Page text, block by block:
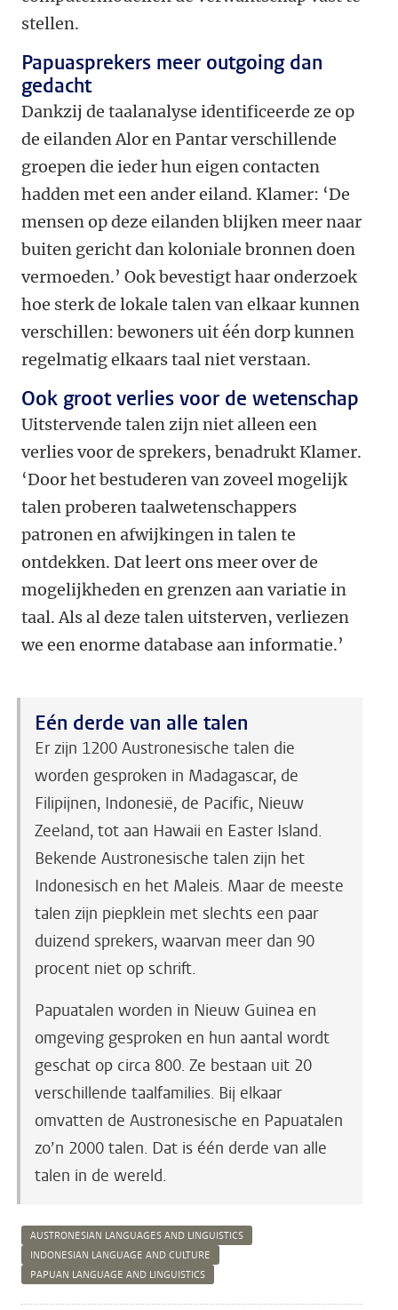
stellen.
Papuasprekers meer outgoing dan
gedacht
Dankzij de taalanalyse identificeerde ze op
de eilanden Alor en Pantar verschillende
groepen die ieder hun eigen contacten
hadden met een ander eiland. Klamer: ‘De
mensen op deze eilanden blijken meer naar
buiten gericht dan koloniale bronnen doen
vermoeden.’ Ook bevestigt haar onderzoek
hoe sterk de lokale talen van elkaar kunnen
verschillen: bewoners uit één dorp kunnen
regelmatig elkaars taal niet verstaan.
Ook groot verlies voor de wetenschap
Uitstervende talen zijn niet alleen een
verlies voor de sprekers, benadrukt Klamer.
‘Door het bestuderen van zoveel mogelijk
talen proberen taalwetenschappers
patronen en afwijkingen in talen te
ontdekken. Dat leert ons meer over de
mogelijkheden en grenzen aan variatie in
taal. Als al deze talen uitsterven, verliezen
we een enorme database aan informatie.’
Eén derde van alle talen
Er zijn 1200 Austronesische talen die
worden gesproken in Madagascar, de
Filipijnen, Indonesië, de Pacific, Nieuw
Zeeland, tot aan Hawaii en Easter Island.
Bekende Austronesische talen zijn het
Indonesisch en het Maleis. Maar de meeste
talen zijn piepklein met slechts een paar
duizend sprekers, waarvan meer dan 90
procent niet op schrift.
Papuatalen worden in Nieuw Guinea en
omgeving gesproken en hun aantal wordt
geschat op circa 800. Ze bestaan uit 20
verschillende taalfamilies. Bij elkaar
omvatten de Austronesische en Papuatalen
zo’n 2000 talen. Dat is één derde van alle
talen in de wereld.
AUSTRONESIAN LANGUAGES AND LINGUISTICS
INDONESIAN LANGUAGE AND CULTURE
PAPUAN LANGUAGE AND LINGUISTICS